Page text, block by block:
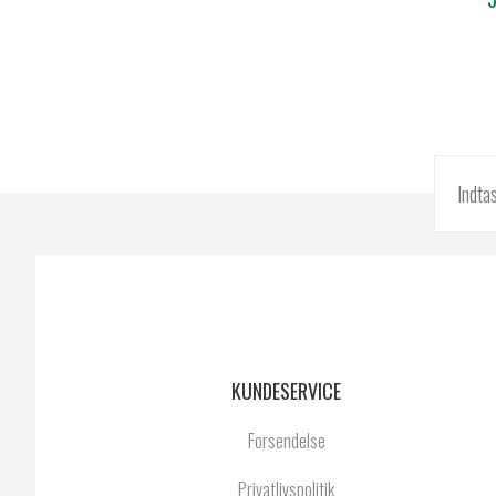
KUNDESERVICE
Forsendelse
Privatlivspolitik